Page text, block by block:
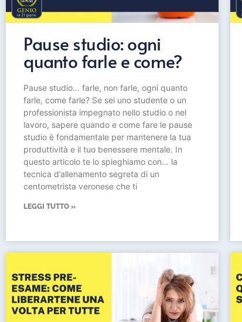
Pause studio: ogni
quanto farle e come?
Pause studio… farle, non farle, ogni quanto
farle, come farle? Se sei uno studente o un
professionista impegnato nello studio o nel
lavoro, sapere quando e come fare le pause
studio è fondamentale per mantenere la tua
produttività e il tuo benessere mentale. In
questo articolo te lo spieghiamo con… la
tecnica d’allenamento segreta di un
centometrista veronese che ti
LEGGI TUTTO »